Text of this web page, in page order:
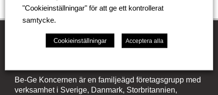
Be-Ge Koncernen är en familjeägd företagsgrupp med
verksamhet i Sverige, Danmark, Storbritannien,
"Cookieinställningar" för att ge ett kontrollerat
samtycke.
Cookieinställningar Acceptera alla